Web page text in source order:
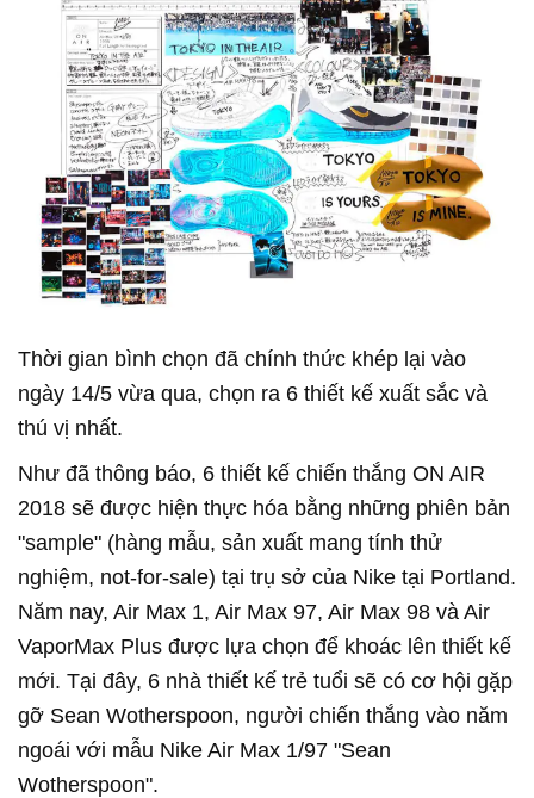
Thời gian bình chọn đã chính thức khép lại vào
ngày 14/5 vừa qua, chọn ra 6 thiết kế xuất sắc và
thú vị nhất.
Như đã thông báo, 6 thiết kế chiến thắng ON AIR
2018 sẽ được hiện thực hóa bằng những phiên bản
"sample" (hàng mẫu, sản xuất mang tính thử
nghiệm, not-for-sale) tại trụ sở của Nike tại Portland.
Năm nay, Air Max 1, Air Max 97, Air Max 98 và Air
VaporMax Plus được lựa chọn để khoác lên thiết kế
mới. Tại đây, 6 nhà thiết kế trẻ tuổi sẽ có cơ hội gặp
gỡ Sean Wotherspoon, người chiến thắng vào năm
ngoái với mẫu Nike Air Max 1/97 "Sean
Wotherspoon".